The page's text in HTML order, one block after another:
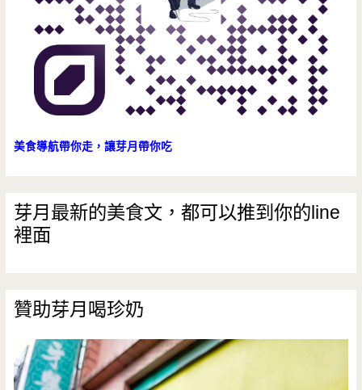
美食導航帶你走，讓芽月帶你吃
芽月最新的美食文，都可以推到你的line
裡面
贊助芽月喝珍奶